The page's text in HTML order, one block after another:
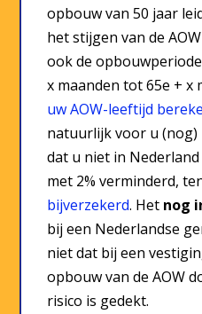
opbouw van 50 jaar
het stijgen van de
ook de
x maanden tot 65e + x
uw AOW-leeftijd
natuurlijk voor u (nog)
dat u niet in
met 2% verminderd,
bijverzekerd. Het nog
bij een Nederlandse
niet dat bij een
opbouw van de AOW
risico is gedekt.